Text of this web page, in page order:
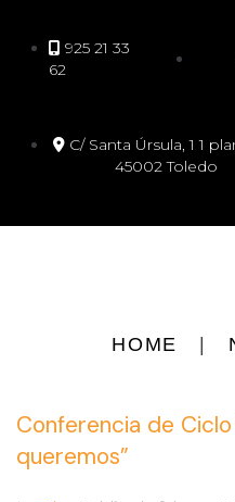
925 21 33
62
C/ Santa Úrsula, 1 1
45002 Toledo
HOME
Conferencia de
queremos”